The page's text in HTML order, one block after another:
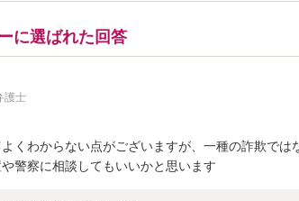
に選ばれた回答
護士
くわからない点がございますが、一種の詐欺では
警察に相談してもいいかと思います